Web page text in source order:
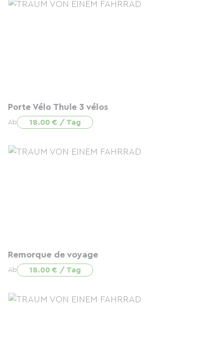
Porte Vélo Thule 3 vélos
Ab 18.00 € / Tag
Remorque de voyage
Ab 18.00 € / Tag